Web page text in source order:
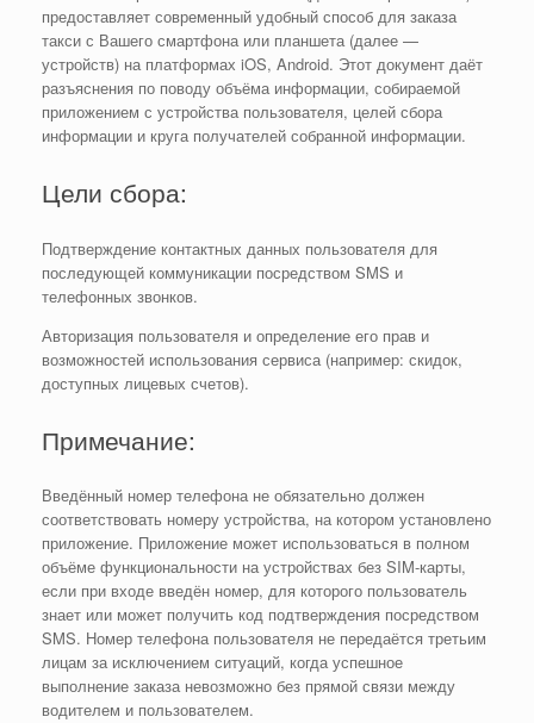
предоставляет современный удобный способ для заказа
такси с Вашего смартфона или планшета (далее —
устройств) на платформах iOS, Android. Этот документ даёт
разъяснения по поводу объёма информации, собираемой
приложением с устройства пользователя, целей сбора
информации и круга получателей собранной информации.
Цели сбора:
Подтверждение контактных данных пользователя для
последующей коммуникации посредством SMS и
телефонных звонков.
Авторизация пользователя и определение его прав и
возможностей использования сервиса (например: скидок,
доступных лицевых счетов).
Примечание:
Введённый номер телефона не обязательно должен
соответствовать номеру устройства, на котором установлено
приложение. Приложение может использоваться в полном
объёме функциональности на устройствах без SIM-карты,
если при входе введён номер, для которого пользователь
знает или может получить код подтверждения посредством
SMS. Номер телефона пользователя не передаётся третьим
лицам за исключением ситуаций, когда успешное
выполнение заказа невозможно без прямой связи между
водителем и пользователем.